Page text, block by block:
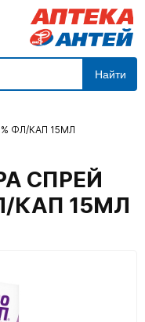
Найти
ФЛ/КАП 15МЛ
СПРЕЙ
КАП 15МЛ